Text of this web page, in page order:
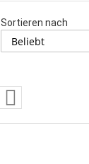
Sortieren nach